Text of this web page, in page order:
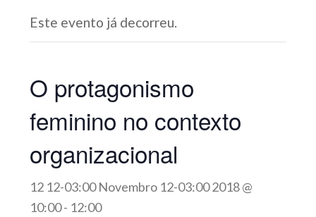
Este evento já decorreu.
O protagonismo
feminino no contexto
organizacional
12 12-03:00 Novembro 12-03:00 2018 @
10:00- 12:00